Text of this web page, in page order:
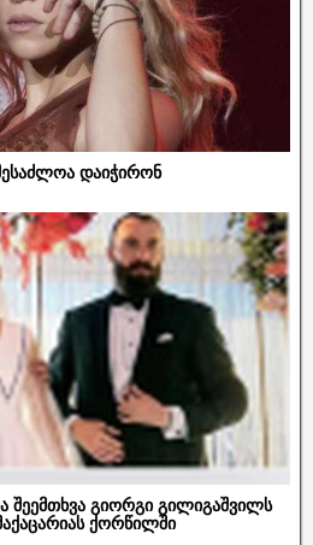
დაიჭირონ
შეემთხვა გიორგი გილიგაშვილს
ქორწილში